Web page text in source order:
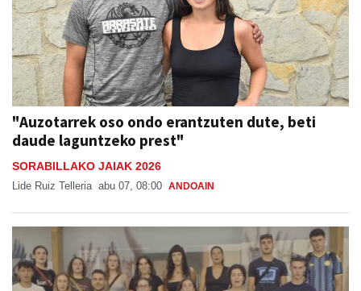
"Auzotarrek oso ondo erantzuten dute, beti
daude laguntzeko prest"
SORABILLAKO JAIAK 2026
Lide Ruiz Telleria abu 07, 08:00 ANDOAIN